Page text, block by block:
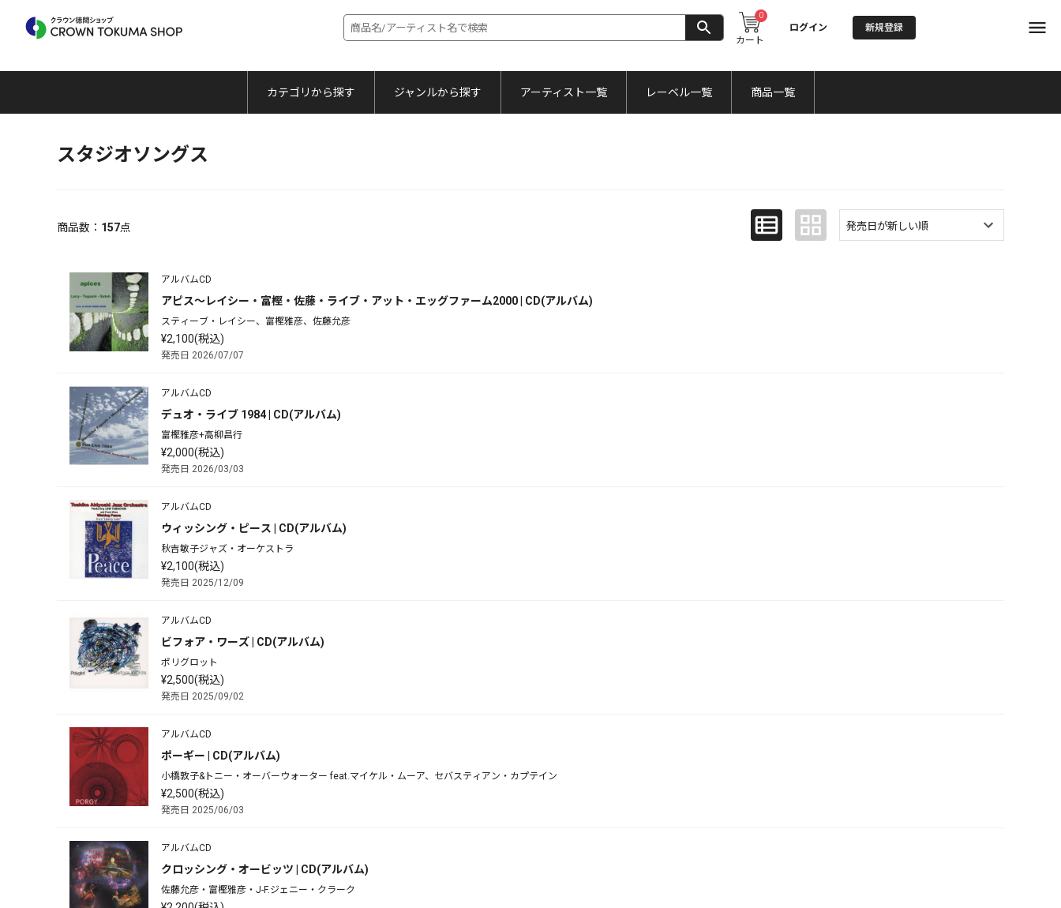
カート
0
ログイン 新規登録
カテゴリから探す ジャンルから探す アーティスト一覧 レーベル一覧 商品一覧
スタジオソングス
商品数： 157点
アルバムCD
アピス～レイシー・富樫・佐藤・ライブ・アット・エッグファーム2000 | CD(アルバム)
スティーブ・レイシー、富樫雅彦、佐藤允彦
¥2,100(税込)
発売日 2026/07/07
アルバムCD
デュオ・ライブ 1984 | CD(アルバム)
富樫雅彦+高柳昌行
¥2,000(税込)
発売日 2026/03/03
アルバムCD
ウィッシング・ピース | CD(アルバム)
秋吉敏子ジャズ・オーケストラ
¥2,100(税込)
発売日 2025/12/09
アルバムCD
ビフォア・ワーズ | CD(アルバム)
ポリグロット
¥2,500(税込)
発売日 2025/09/02
アルバムCD
ポーギー | CD(アルバム)
小橋敦子&トニー・オーバーウォーター feat.マイケル・ムーア、セバスティアン・カプテイン
¥2,500(税込)
発売日 2025/06/03
アルバムCD
クロッシング・オービッツ | CD(アルバム)
佐藤允彦・富樫雅彦・J-F.ジェニー・クラーク